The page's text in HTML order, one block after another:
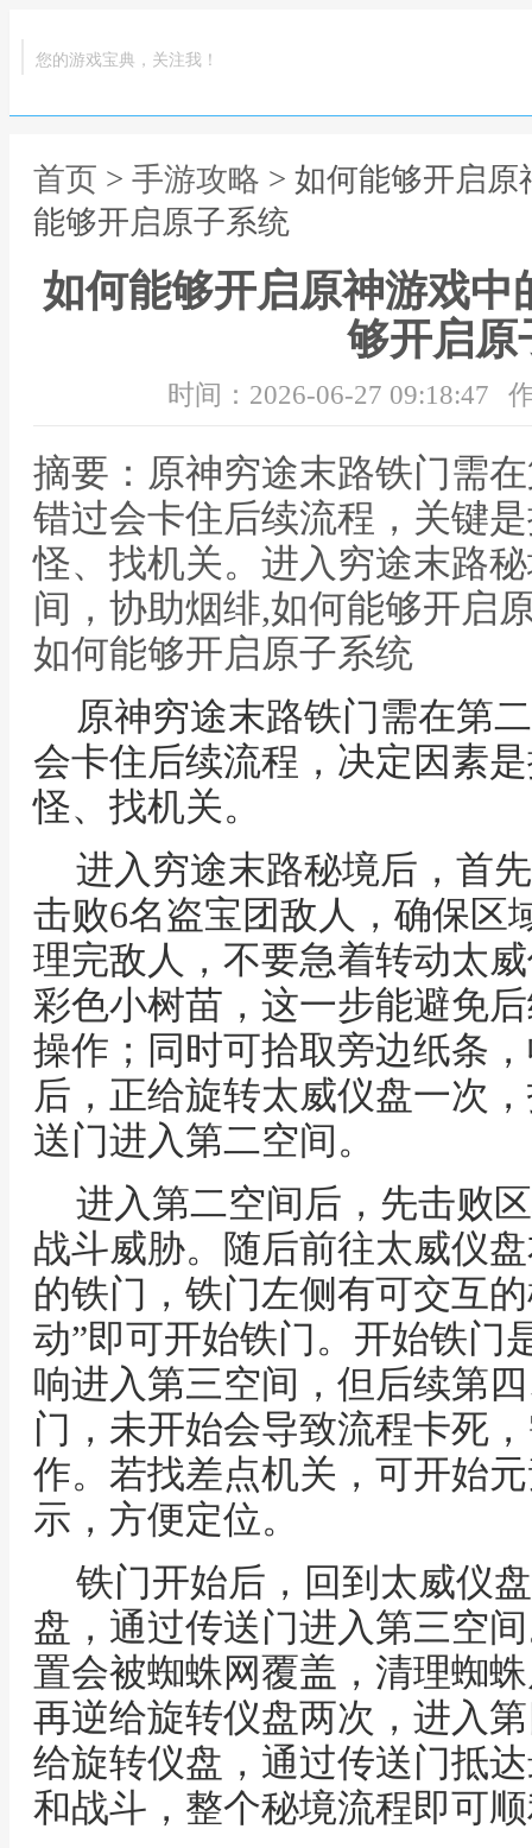
您的游戏宝典，关注我！
首页 > 手游攻略 > 如何能够开启
能够开启原子系统
如何能够开启原神游戏中
够开启原
时间：2026-06-27 09:18:47
摘要：原神穷途末路铁门需
错过会卡住后续流程，关键
怪、找机关。进入穷途末路
间，协助烟绯,如何能够开启
如何能够开启原子系统
原神穷途末路铁门需在第
会卡住后续流程，决定因素
怪、找机关。
进入穷途末路秘境后，首
击败6名盗宝团敌人，确保区
理完敌人，不要急着转动太
彩色小树苗，这一步能避免
操作；同时可拾取旁边纸条
后，正给旋转太威仪盘一次
送门进入第二空间。
进入第二空间后，先击败
战斗威胁。随后前往太威仪
的铁门，铁门左侧有可交互
动”即可开始铁门。开始铁门
响进入第三空间，但后续第
门，未开始会导致流程卡死
作。若找差点机关，可开始
示，方便定位。
铁门开始后，回到太威仪
盘，通过传送门进入第三空
置会被蜘蛛网覆盖，清理蜘
再逆给旋转仪盘两次，进入
给旋转仪盘，通过传送门抵
和战斗，整个秘境流程即可